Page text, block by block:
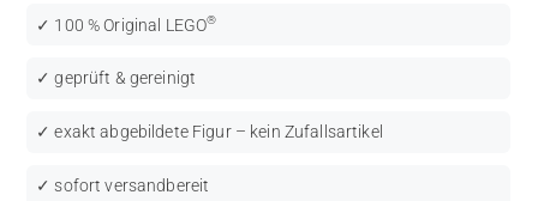
✓ 100 % Original LEGO®
✓ geprüft & gereinigt
✓ exakt abgebildete Figur – kein Zufallsartikel
✓ sofort versandbereit